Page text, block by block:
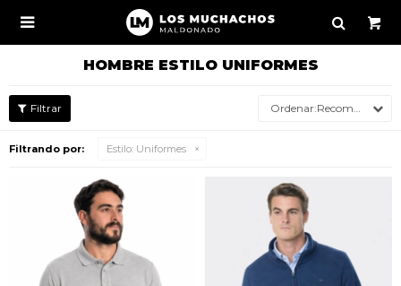

HOMBRE ESTILO UNIFORMES
Recomendados
Filtrando por: Estilo: Uniformes